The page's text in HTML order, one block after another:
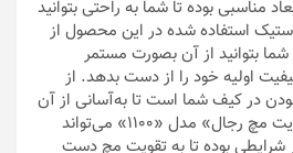
مناسبی بوده تا شما به راحتی بتوانید
استفاده شده در این محصول از
بتوانید از آن بصورت مستمر
اولیه خود را از دست بدهد. از
در کیف شما است تا به‌آسانی از آن
استفاده نمایید. «حلقه تقویت مچ رجال» مدل «1100» می‌تواند
بوده تا به تقویت مچ دست